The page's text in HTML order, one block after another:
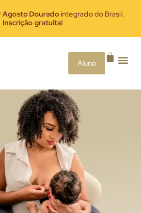
Agosto Dourado integrado do Brasil.
Inscrição gratuita!
Aluno